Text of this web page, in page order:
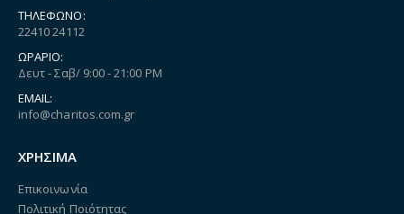
ΤΗΛΈΦΩΝΟ:
22410 24112
ΩΡΆΡΙΟ:
Δευτ - Σαβ/ 9:00 - 21:00 PM
EMAIL:
info@charitos.com.gr
ΧΡΗΣΙΜΑ
Επικοινωνία
Πολιτική Ποιότητας